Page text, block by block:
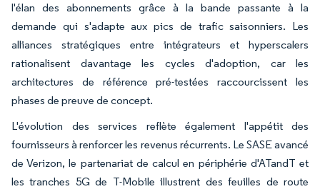
l'élan des abonnements grâce à la bande passante à la
demande qui s'adapte aux pics de trafic saisonniers. Les
alliances stratégiques entre intégrateurs et hyperscalers
rationalisent davantage les cycles d'adoption, car les
architectures de référence pré-testées raccourcissent les
phases de preuve de concept.
L'évolution des services reflète également l'appétit des
fournisseurs à renforcer les revenus récurrents. Le SASE avancé
de Verizon, le partenariat de calcul en périphérie d'ATandT et
les tranches 5G de T-Mobile illustrent des feuilles de route